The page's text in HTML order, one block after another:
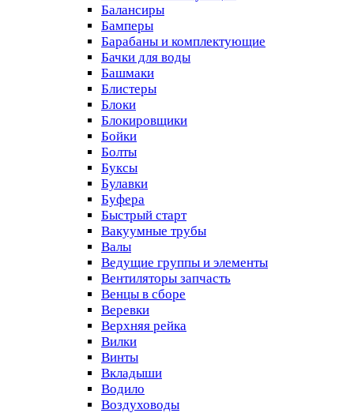
Балансиры
Бамперы
Барабаны и комплектующие
Бачки для воды
Башмаки
Блистеры
Блоки
Блокировщики
Бойки
Болты
Буксы
Булавки
Буфера
Быстрый старт
Вакуумные трубы
Валы
Ведущие группы и элементы
Вентиляторы запчасть
Венцы в сборе
Веревки
Верхняя рейка
Вилки
Винты
Вкладыши
Водило
Воздуховоды